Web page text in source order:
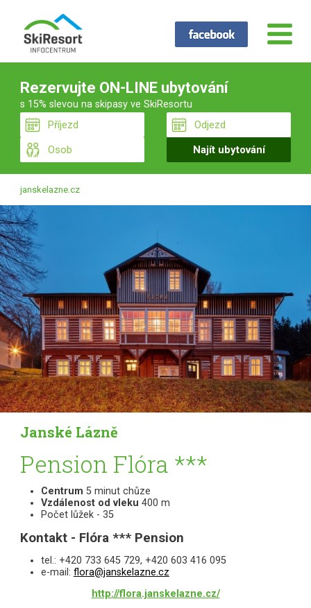
Rezervujte ON-LINE ubytování
s 15% slevou na skipasy ve SkiResortu
janskelazne.cz
Janské Lázně
Pension Flóra ***
Centrum 5 minut chůze
Vzdálenost od vleku 400 m
Počet lůžek - 35
Kontakt - Flóra *** Pension
tel.: +420 733 645 729, +420 603 416 095
e-mail: flora@janskelazne.cz
http://flora.janskelazne.cz/